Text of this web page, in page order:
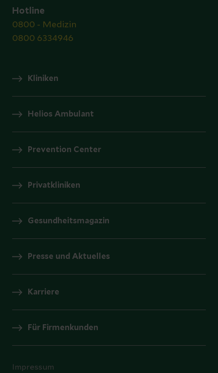
Hotline
0800 - Medizin
0800 6334946
Kliniken
Helios Ambulant
Prevention Center
Privatkliniken
Gesundheitsmagazin
Presse und Aktuelles
Karriere
Für Firmenkunden
Impressum